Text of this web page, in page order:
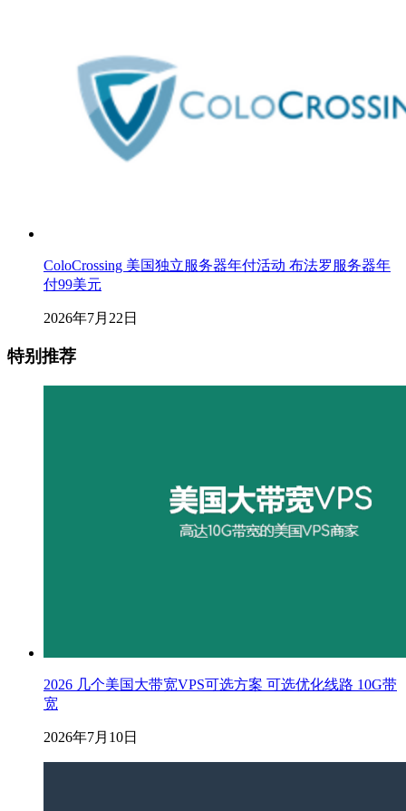
ColoCrossing 美国独立服务器年付活动 布法罗服务器年
付99美元
2026年7月22日
特别推荐
2026 几个美国大带宽VPS可选方案 可选优化线路 10G带
宽
2026年7月10日